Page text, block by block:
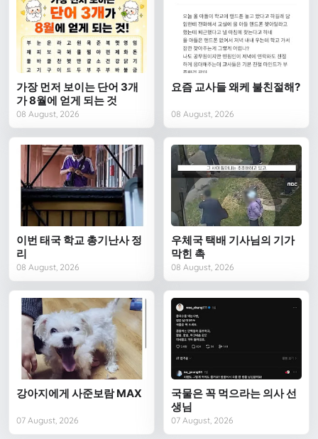
가장 먼저 보이는 단어 3개
가 8월에 얻게 되는 것
08 August, 2026
요즘 교사들 왜케 불친절해?
08 August, 2026
이번 태국 학교 총기난사 정
리
08 August, 2026
우체국 택배 기사님의 기가
막힌 촉
08 August, 2026
강아지에게 사준보람 MAX
07 August, 2026
국물은 꼭 먹으라는 의사 선
생님
07 August, 2026